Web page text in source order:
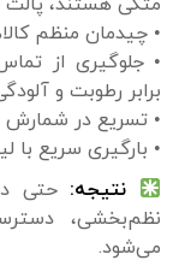
• چیدمان منظم
• جلوگیری از
برابر رطوبت و
• تسریع در شمارش
• بارگیری سریع
نتیجه: حتی
نظم‌بخشی،
می‌شود.